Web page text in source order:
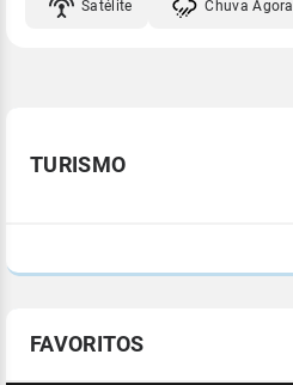
Satélite Chuva Agora
TURISMO
FAVORITOS